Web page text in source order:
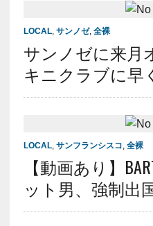
LOCAL, サンノゼ, 全裸
サンノゼに来月
キニクラブに早
LOCAL, サンフランシスコ, 全裸
【動画あり】
ット男、強制出